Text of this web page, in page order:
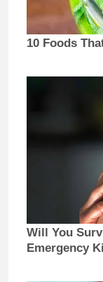
10 Foods
Will You
Emergency